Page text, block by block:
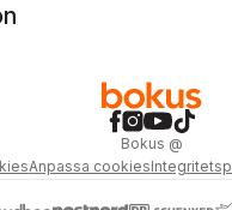
Bokus @
Anpassa cookies